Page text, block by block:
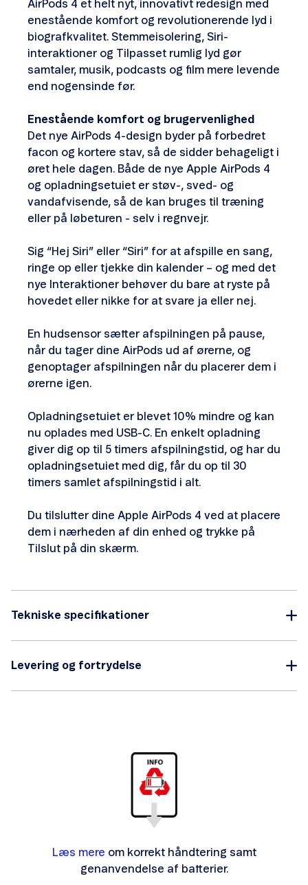
AirPods 4 et helt nyt, innovativt redesign med
enestående komfort og revolutionerende lyd i
biografkvalitet. Stemmeisolering, Siri-
interaktioner og Tilpasset rumlig lyd gør
samtaler, musik, podcasts og film mere levende
end nogensinde før.
Enestående komfort og brugervenlighed
Det nye AirPods 4-design byder på forbedret
facon og kortere stav, så de sidder behageligt i
øret hele dagen. Både de nye Apple AirPods 4
og opladningsetuiet er støv-, sved- og
vandafvisende, så de kan bruges til træning
eller på løbeturen - selv i regnvejr.
Sig “Hej Siri” eller “Siri” for at afspille en sang,
ringe op eller tjekke din kalender – og med det
nye Interaktioner behøver du bare at ryste på
hovedet eller nikke for at svare ja eller nej.
En hudsensor sætter afspilningen på pause,
når du tager dine AirPods ud af ørerne, og
genoptager afspilningen når du placerer dem i
ørerne igen.
Opladningsetuiet er blevet 10% mindre og kan
nu oplades med USB-C. En enkelt opladning
giver dig op til 5 timers afspilningstid, og har du
opladningsetuiet med dig, får du op til 30
timers samlet afspilningstid i alt.
Du tilslutter dine Apple AirPods 4 ved at placere
dem i nærheden af din enhed og trykke på
Tilslut på din skærm.
Tekniske specifikationer
Levering og fortrydelse
Læs mere om korrekt håndtering samt
genanvendelse af batterier.